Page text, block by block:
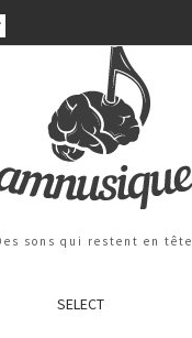
sons qui restent en tête
SELECT